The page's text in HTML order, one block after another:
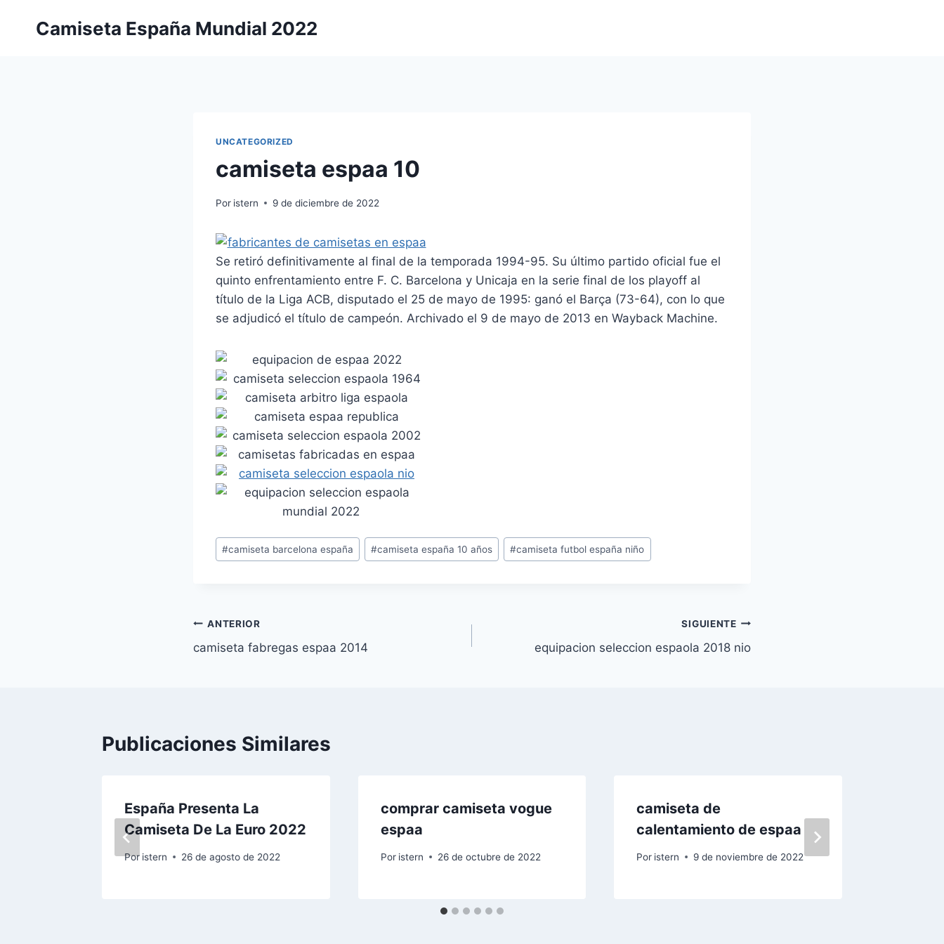
Camiseta España Mundial 2022
UNCATEGORIZED
camiseta espaa 10
Por istern 9 de diciembre de 2022
Se retiró definitivamente al final de la temporada 1994-95. Su último partido oficial fue el
quinto enfrentamiento entre F. C. Barcelona y Unicaja en la serie final de los playoff al
título de la Liga ACB, disputado el 25 de mayo de 1995: ganó el Barça (73-64), con lo que
se adjudicó el título de campeón. Archivado el 9 de mayo de 2013 en Wayback Machine.
Etiquetas
de
#camiseta barcelona españa #camiseta españa 10 años #camiseta futbol españa niño
Navegación
de
ANTERIOR
camiseta fabregas espaa 2014
SIGUIENTE
equipacion seleccion espaola 2018 nio
Publicaciones Similares
España Presenta La
Camiseta De La Euro 2022
Por istern 26 de agosto de 2022
comprar camiseta vogue
espaa
Por istern 26 de octubre de 2022
camiseta de
calentamiento de espaa
Por istern 9 de noviembre de 2022